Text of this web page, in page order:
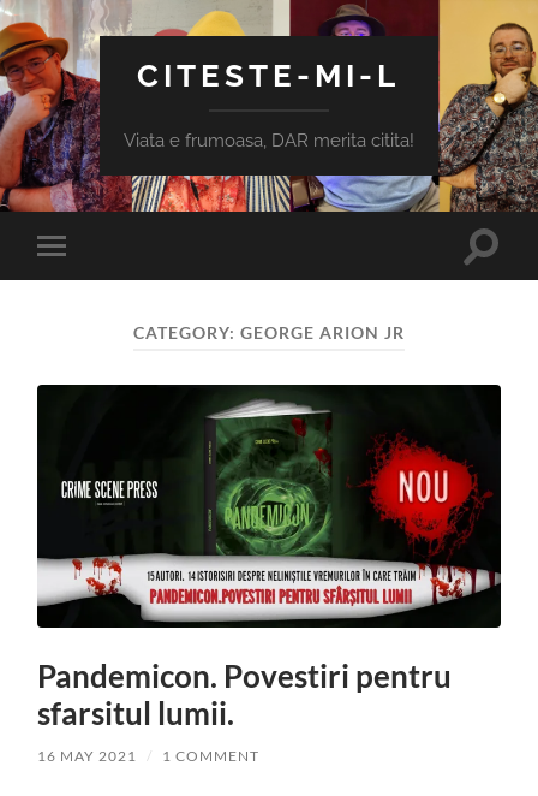
CITESTE-MI-L
Viata e frumoasa, DAR merita citita!
Toggle
mobile
Toggle
CATEGORY: GEORGE ARION JR
Pandemicon. Povestiri pentru
sfarsitul lumii.
16 MAY 2021 / 1 COMMENT